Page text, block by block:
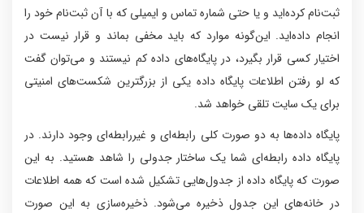
ثبت‌نام کرده‌اید و یا حتی شماره تماس و ایمیلی که با آن ثبت‌نام خود را
انجام داده‌اید. این‌گونه موارد که باید مخفی بماند و قرار نیست در
اختیار کسی قرار بگیرد، در پایگاه‌های داده کم نیستند و می‌توان گفت
که لو رفتن اطلاعات پایگاه داده یکی از بزرگترین شکست‌های امنیتی
برای یک سایت تلقی خواهد شد.
پایگاه داده‌ها به دو صورت کلی رابطه‌ای و غیررابطه‌ای وجود دارند. در
پایگاه داده رابطه‌ای شما یک ساختار جدولی را شاهد هستید. به این
صورت که پایگاه داده از جدول‌هایی تشکیل شده است که همه اطلاعات
در خانه‌های این جدول ذخیره می‌شود. ذخیره‌سازی به این صورت